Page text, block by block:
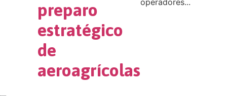
preparo
estratégico
de
aeroagrícolas
operadores...